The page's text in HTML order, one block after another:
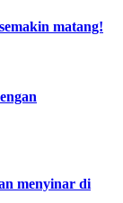
matang!
menyinar di